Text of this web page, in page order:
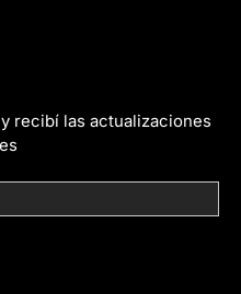
recibí las actualizaciones